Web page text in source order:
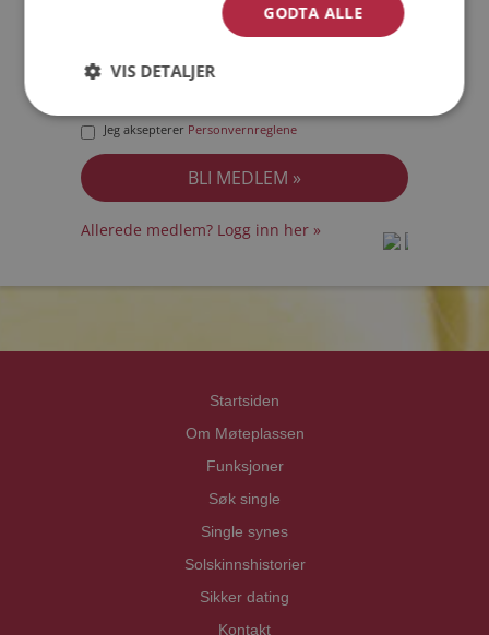
Jeg aksepterer Personvernreglene
Allerede medlem? Logg inn her »
Startsiden
Om Møteplassen
Funksjoner
Søk single
Single synes
Solskinnshistorier
Sikker dating
Kontakt
GODTA ALLE
VIS DETALJER